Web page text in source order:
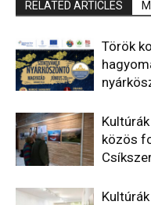
RELATED ARTICLES
Török
közös